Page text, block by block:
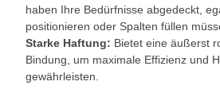
haben Ihre Bedürfnisse abgedeckt,
positionieren oder Spalten füllen
Starke Haftung: Bietet eine äußerst
Bindung, um maximale Effizienz und
gewährleisten.